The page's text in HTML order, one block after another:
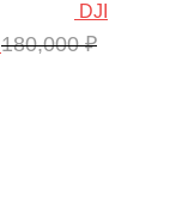
DJI
180,000₽